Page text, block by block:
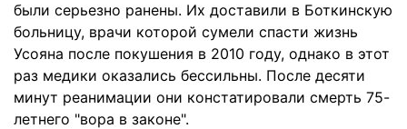
были серьезно ранены. Их доставили в Боткинскую
больницу, врачи которой сумели спасти жизнь
Усояна после покушения в 2010 году, однако в этот
раз медики оказались бессильны. После десяти
минут реанимации они констатировали смерть 75-
летнего "вора в законе".